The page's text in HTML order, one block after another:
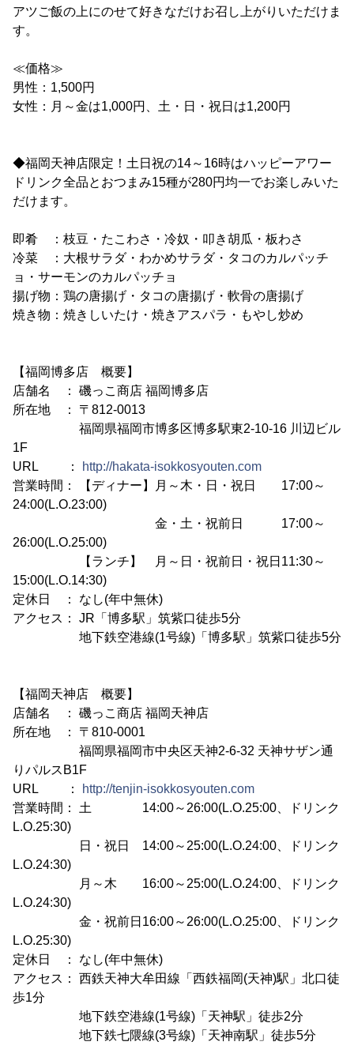
アツご飯の上にのせて好きなだけお召し上がりいただけま
す。
≪価格≫
男性：1,500円
女性：月～金は1,000円、土・日・祝日は1,200円
◆福岡天神店限定！土日祝の14～16時はハッピーアワー
ドリンク全品とおつまみ15種が280円均一でお楽しみいた
だけます。
即肴 ：枝豆・たこわさ・冷奴・叩き胡瓜・板わさ
冷菜 ：大根サラダ・わかめサラダ・タコのカルパッチ
ョ・サーモンのカルパッチョ
揚げ物：鶏の唐揚げ・タコの唐揚げ・軟骨の唐揚げ
焼き物：焼きしいたけ・焼きアスパラ・もやし炒め
【福岡博多店 概要】
店舗名 ： 磯っこ商店 福岡博多店
所在地 ： 〒812-0013
福岡県福岡市博多区博多駅東2-10-16 川辺ビル
1F
URL ：
http://hakata-isokkosyouten.com
営業時間： 【ディナー】月～木・日・祝日 17:00～
24:00(L.O.23:00)
金・土・祝前日 17:00～
26:00(L.O.25:00)
【ランチ】 月～日・祝前日・祝日11:30～
15:00(L.O.14:30)
定休日 ： なし(年中無休)
アクセス： JR「博多駅」筑紫口徒歩5分
地下鉄空港線(1号線)「博多駅」筑紫口徒歩5分
【福岡天神店 概要】
店舗名 ： 磯っこ商店 福岡天神店
所在地 ： 〒810-0001
福岡県福岡市中央区天神2-6-32 天神サザン通
りパルスB1F
URL ：
http://tenjin-isokkosyouten.com
営業時間： 土 14:00～26:00(L.O.25:00、ドリンク
L.O.25:30)
日・祝日 14:00～25:00(L.O.24:00、ドリンク
L.O.24:30)
月～木 16:00～25:00(L.O.24:00、ドリンク
L.O.24:30)
金・祝前日16:00～26:00(L.O.25:00、ドリンク
L.O.25:30)
定休日 ： なし(年中無休)
アクセス： 西鉄天神大牟田線「西鉄福岡(天神)駅」北口徒
歩1分
地下鉄空港線(1号線)「天神駅」徒歩2分
地下鉄七隈線(3号線)「天神南駅」徒歩5分